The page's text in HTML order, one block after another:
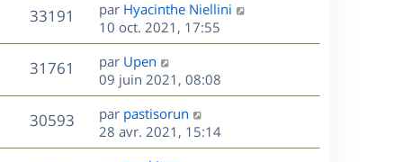
g
e
s
s
a
g
e
r
m
e
s
s
a
g
e
n
i
e
r
m
e
s
s
a
33191
u
s
D
e
r
n
i
e
r
m
e
par Hyacinthe Niellini
10 oct. 2021, 17:55
31761
u
e
D
e
r
n
i
e
par Upen
09 juin 2021, 08:08
30593V
u
D
e
r
par pastisorun
28 avr. 2021, 15:14